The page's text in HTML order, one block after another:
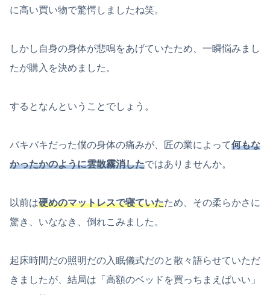
に高い買い物で驚愕しましたね笑。
しかし自身の身体が悲鳴をあげていたため、一瞬悩みまし
たが購入を決めました。
するとなんということでしょう。
バキバキだった僕の身体の痛みが、匠の業によって何もな
かったかのように雲散霧消したではありませんか。
以前は硬めのマットレスで寝ていたため、その柔らかさに
驚き、いななき、倒れこみました。
起床時間だの照明だの入眠儀式だのと散々語らせていただ
きましたが、結局は「高額のベッドを買っちまえばいい」